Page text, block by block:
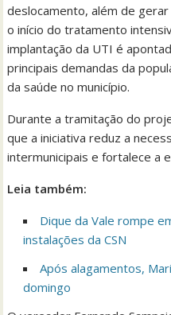
deslocamento, além de
o início do tratamento
implantação da UTI é
principais demandas da
da saúde no município.
Durante a tramitação do
que a iniciativa reduz a
intermunicipais e fortalece a
Leia também:
Dique da Vale rompe
instalações da CSN
Após alagamentos,
domingo